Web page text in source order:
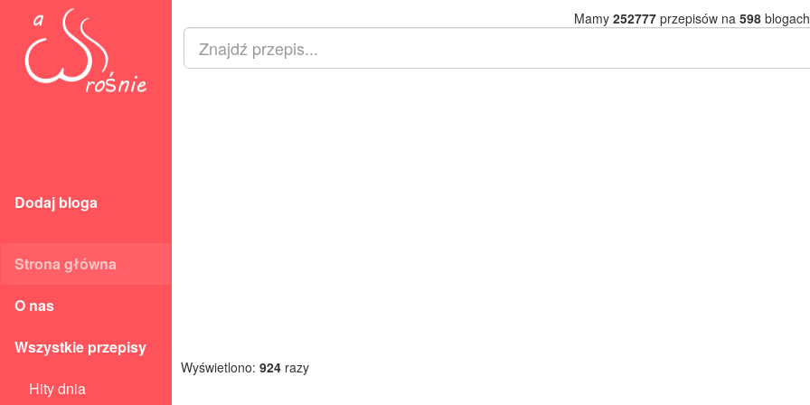
Dodaj bloga
Strona główna
O nas
Wszystkie przepisy
Hity dnia
Mamy 252777przepisów na 598
Wyświetlono: 924 razy